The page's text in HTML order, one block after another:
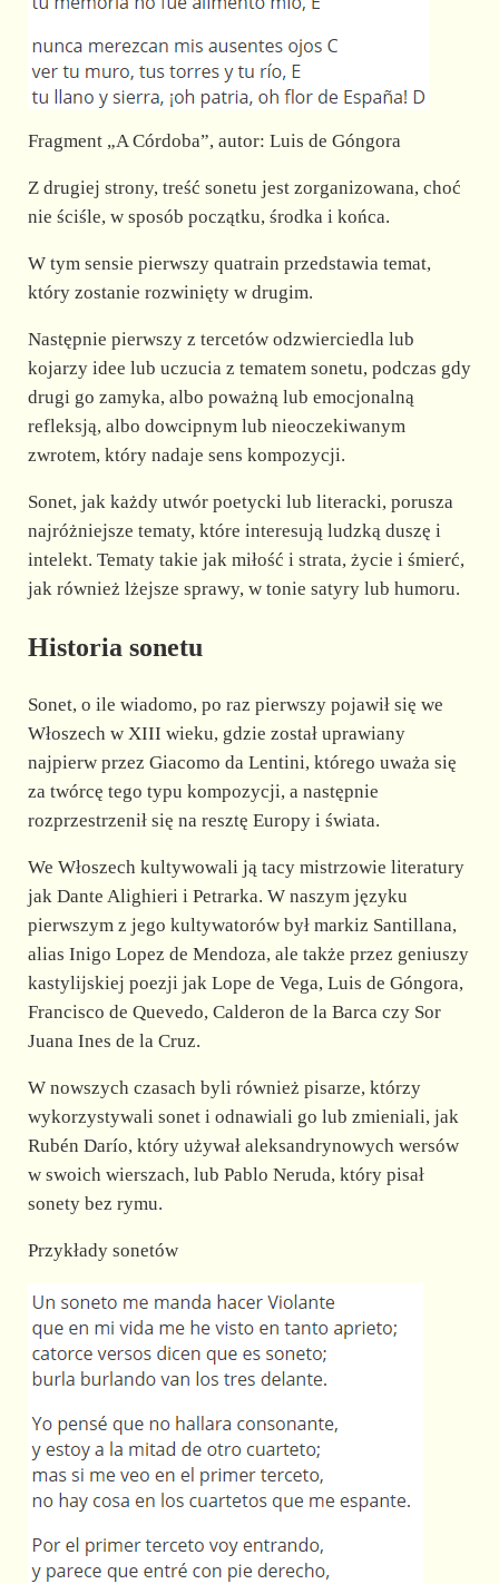
Fragment „A Córdoba”, autor: Luis de Góngora
Z drugiej strony, treść sonetu jest zorganizowana, choć
nie ściśle, w sposób początku, środka i końca.
W tym sensie pierwszy quatrain przedstawia temat,
który zostanie rozwinięty w drugim.
Następnie pierwszy z tercetów odzwierciedla lub
kojarzy idee lub uczucia z tematem sonetu, podczas gdy
drugi go zamyka, albo poważną lub emocjonalną
refleksją, albo dowcipnym lub nieoczekiwanym
zwrotem, który nadaje sens kompozycji.
Sonet, jak każdy utwór poetycki lub literacki, porusza
najróżniejsze tematy, które interesują ludzką duszę i
intelekt. Tematy takie jak miłość i strata, życie i śmierć,
jak również lżejsze sprawy, w tonie satyry lub humoru.
Historia sonetu
Sonet, o ile wiadomo, po raz pierwszy pojawił się we
Włoszech w XIII wieku, gdzie został uprawiany
najpierw przez Giacomo da Lentini, którego uważa się
za twórcę tego typu kompozycji, a następnie
rozprzestrzenił się na resztę Europy i świata.
We Włoszech kultywowali ją tacy mistrzowie literatury
jak Dante Alighieri i Petrarka. W naszym języku
pierwszym z jego kultywatorów był markiz Santillana,
alias Inigo Lopez de Mendoza, ale także przez geniuszy
kastylijskiej poezji jak Lope de Vega, Luis de Góngora,
Francisco de Quevedo, Calderon de la Barca czy Sor
Juana Ines de la Cruz.
W nowszych czasach byli również pisarze, którzy
wykorzystywali sonet i odnawiali go lub zmieniali, jak
Rubén Darío, który używał aleksandrynowych wersów
w swoich wierszach, lub Pablo Neruda, który pisał
sonety bez rymu.
Przykłady sonetów